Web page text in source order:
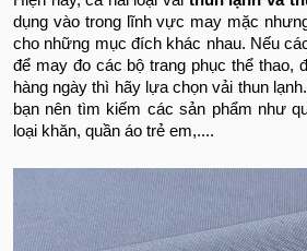
dụng vào trong lĩnh vực may mặc
cho những mục đích khác nhau. Nếu
để may đo các bộ trang phục thể thao,
hàng ngày thì hãy lựa chọn vải thun
bạn nên tìm kiếm các sản phẩm như
loại khăn, quần áo trẻ em,....